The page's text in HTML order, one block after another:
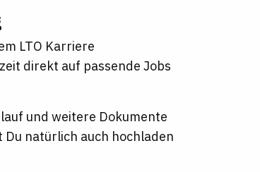
LTO Karriere
direkt auf passende Jobs
und weitere Dokumente
natürlich auch hochladen